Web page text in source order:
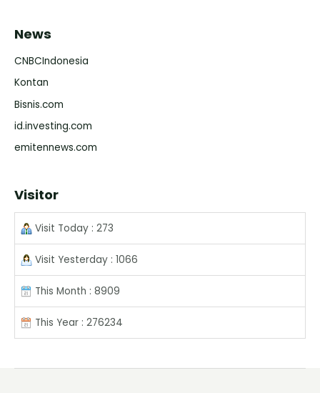
News
CNBCIndonesia
Kontan
Bisnis.com
id.investing.com
emitennews.com
Visitor
Visit Today : 273
Visit Yesterday : 1066
This Month : 8909
This Year : 276234